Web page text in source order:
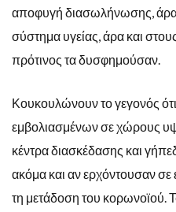
αποφυγή διασωλήνωσης, άρα
σύστημα υγείας, άρα και
πρότινος τα δυσφημούσαν.
Κουκουλώνουν το γεγονός
εμβολιασμένων σε χώρους
κέντρα διασκέδασης και
ακόμα και αν ερχόντουσαν
τη μετάδοση του κορωνοϊού. Το